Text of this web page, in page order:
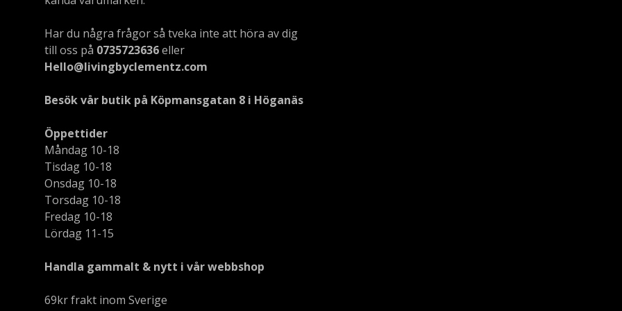
Har du några frågor så tveka inte att höra av dig
till oss på 0735723636eller
Hello@livingbyclementz.com
Besök vår butik på Köpmansgatan 8 i Höganäs
Öppettider
Måndag 10-18
Tisdag 10-18
Onsdag 10-18
Torsdag 10-18
Fredag 10-18
Lördag 11-15
Handla gammalt & nytt i vår webbshop
69kr frakt inom Sverige